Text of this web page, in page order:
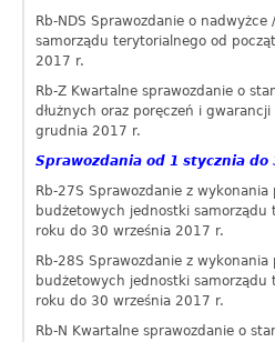
Rb-NDS Sprawozdanie o
samorządu terytorialnego od
2017 r.
Rb-Z Kwartalne sprawozdanie o
dłużnych oraz poręczeń i
grudnia 2017 r.
Sprawozdania od 1 stycznia do
Rb-27S Sprawozdanie z
budżetowych jednostki
roku do 30 września 2017 r.
Rb-28S Sprawozdanie z
budżetowych jednostki
roku do 30 września 2017 r.
Rb-N Kwartalne sprawozdanie o